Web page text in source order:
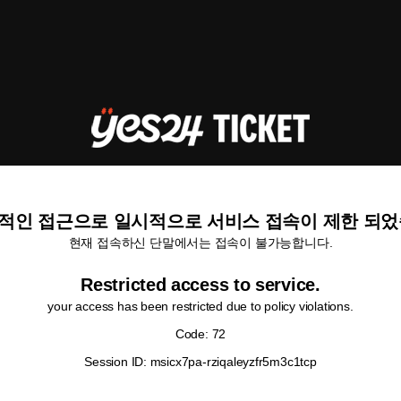
인 접근으로 일시적으로 서비스 접속이 제한 되
현재 접속하신 단말에서는 접속이 불가능합니다.
Restricted access to service.
your access has been restricted due to policy violations.
Code: 72
Session ID: msicx7pa-rziqaleyzfr5m3c1tcp